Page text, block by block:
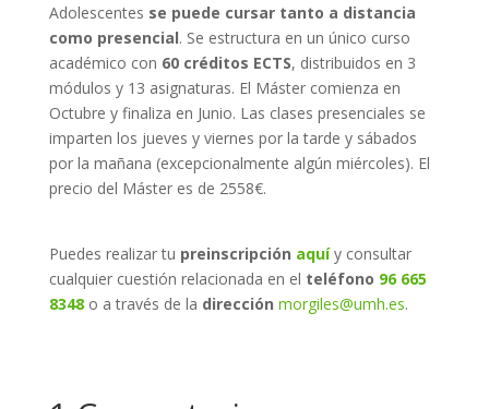
Adolescentes se puede cursar tanto a distancia
como presencial. Se estructura en un único curso
académico con 60 créditos ECTS, distribuidos en 3
módulos y 13 asignaturas. El Máster comienza en
Octubre y finaliza en Junio. Las clases presenciales se
imparten los jueves y viernes por la tarde y sábados
por la mañana (excepcionalmente algún miércoles). El
precio del Máster es de 2558€.
Puedes realizar tu preinscripción aquíy consultar
cualquier cuestión relacionada en el teléfono 96 665
8348o a través de la dirección morgiles@umh.es.